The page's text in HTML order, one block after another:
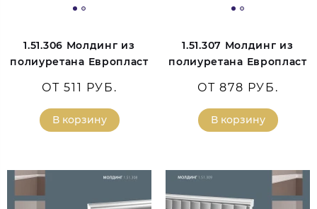
1.51.306 Молдинг из
полиуретана Европласт
ОТ 511 РУБ.
В корзину
1.51.307 Молдинг из
полиуретана Европласт
ОТ 878 РУБ.
В корзину